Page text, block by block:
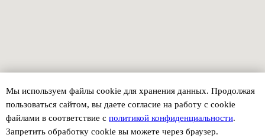
Мы используем файлы сookie для хранения данных. Продолжая
пользоваться сайтом, вы даете согласие на работу с cookie
файлами в соответствие с политикой конфиденциальности.
Запретить обработку cookie вы можете через браузер.